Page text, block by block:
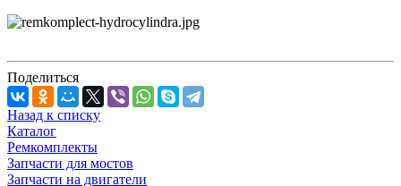
Поделиться
Назад к списку
Каталог
Ремкомплекты
Запчасти для мостов
Запчасти на двигатели